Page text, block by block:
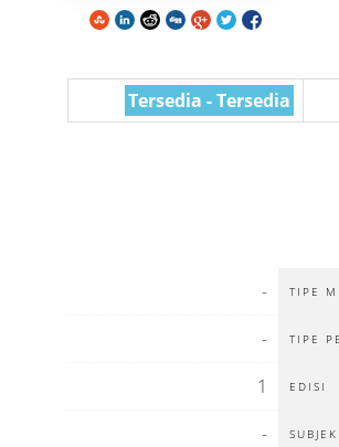
Tersedia - Tersedia
TIPE
-
TIPE
-
EDISI
1
SUBJEK
-